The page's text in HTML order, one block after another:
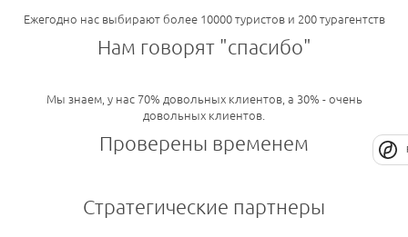
Ежегодно нас выбирают более 10000 туристов и 200 турагентств
Нам говорят "спасибо"
Мы знаем, у нас 70% довольных клиентов, а 30% - очень
довольных клиентов.
Проверены временем
Стратегические партнеры